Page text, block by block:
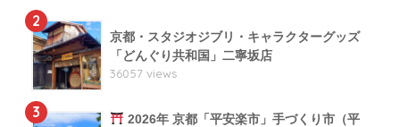
2
京都・スタジオジブリ・キャラクターグッズ
「どんぐり共和国」二寧坂店
36057 views
3
2026年 京都「平安楽市」手づくり市（平